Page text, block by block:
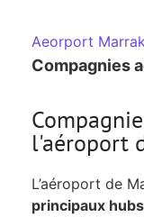
Aeorport
Compagnies
l'aéroport
L’aéroport de
principaux